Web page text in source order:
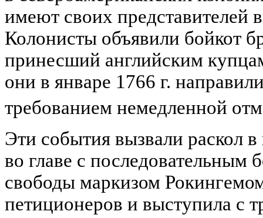
имеют своих представителей
Колонисты объявили бойкот
принесший английским
они в январе 1766 г.
требованием немедленной
Эти события вызвали раскол
во главе с последовательным
свободы маркизом
петиционеров и выступила с